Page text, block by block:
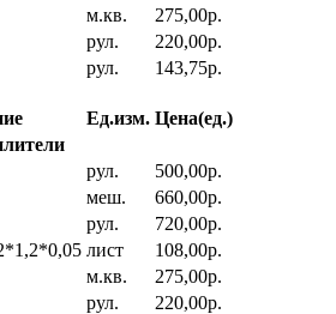
м.кв.
275,00р.
рул.
220,00р.
рул. 143,75р.
Ед.изм. Цена(ед.)
рул.
500,00р.
меш.
660,00р.
рул.
720,00р.
лист
108,00р.
м.кв.
275,00р.
рул.
220,00р.